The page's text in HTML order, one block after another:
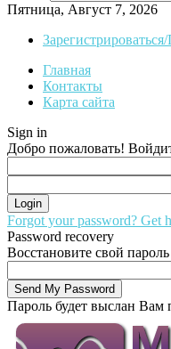
Пятница, Август 7, 2026
Главная
Контакты
Карта сайта
Sign in
Добро пожаловать!
Forgot your password? Get
Password recovery
Восстановите свой пароль
Пароль будет выслан Вам